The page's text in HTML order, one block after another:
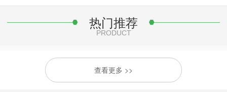
热门推荐
PRODUCT
查看更多 >>